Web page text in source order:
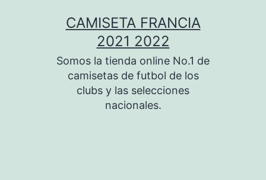
CAMISETA FRANCIA
2021 2022
Somos la tienda online No.1 de
camisetas de futbol de los
clubs y las selecciones
nacionales.